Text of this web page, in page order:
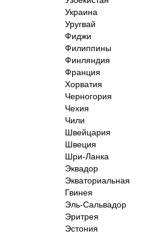
Украина
Уругвай
Фиджи
Филиппины
Финляндия
Франция
Хорватия
Черногория
Чехия
Чили
Швейцария
Швеция
Шри-Ланка
Эквадор
Экваториальная
Гвинея
Эль-Сальвадор
Эритрея
Эстония